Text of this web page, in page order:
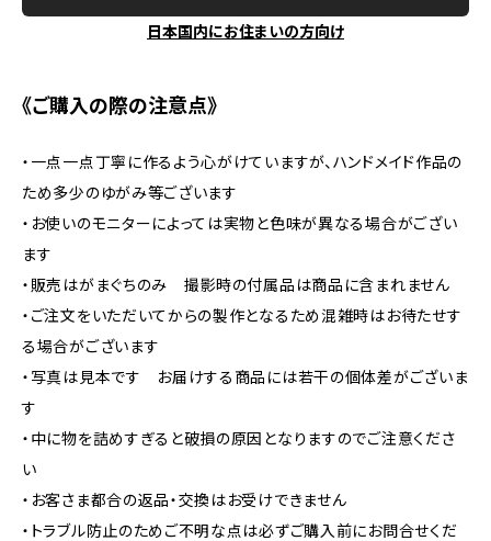
日本国内にお住まいの方向け
《ご購入の際の注意点》
・一点一点丁寧に作るよう心がけていますが、ハンドメイド作品の
ため多少のゆがみ等ございます
・お使いのモニターによっては実物と色味が異なる場合がござい
ます
・販売はがまぐちのみ 撮影時の付属品は商品に含まれません
・ご注文をいただいてからの製作となるため混雑時はお待たせす
る場合がございます
・写真は見本です お届けする商品には若干の個体差がございま
す
・中に物を詰めすぎると破損の原因となりますのでご注意くださ
い
・お客さま都合の返品・交換はお受けできません
・トラブル防止のためご不明な点は必ずご購入前にお問合せくだ